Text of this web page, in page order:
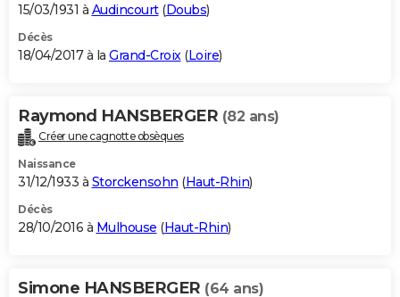
15/03/1931 à Audincourt(Doubs)
Décès
18/04/2017 à la Grand-Croix(Loire)
Raymond HANSBERGER (82 ans)
Créer une cagnotte obsèques
Naissance
31/12/1933 à Storckensohn (Haut-Rhin)
Décès
28/10/2016 à Mulhouse (Haut-Rhin)
Simone HANSBERGER (64 ans)